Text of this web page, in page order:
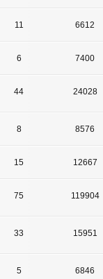
11 6612
6 7400
44 24028
8 8576
15 12667
75 119904
33 15951
5 6846